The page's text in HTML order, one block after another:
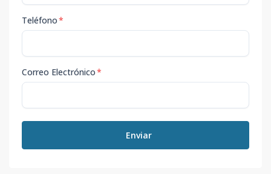
Teléfono*
Correo Electrónico*
Enviar